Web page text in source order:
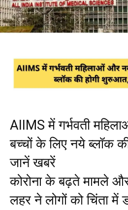
AIIMS में गर्भवती
बच्चों के लिए नये ब्लॉक
जानें खबरें
कोरोना के बढ़ते मामले
लहर ने लोगों को चिंता में